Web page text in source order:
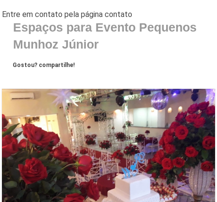
Espaços para Evento Pequenos
Munhoz Júnior
Gostou? compartilhe!